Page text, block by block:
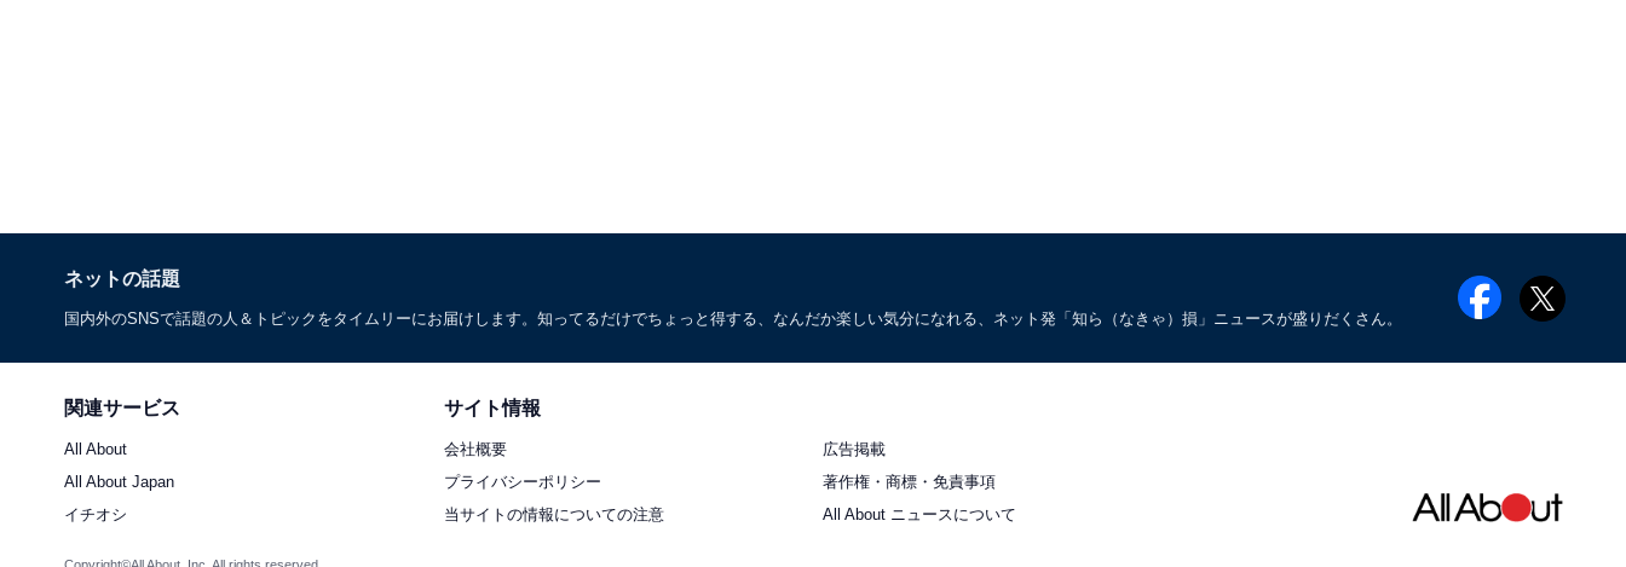
ネットの話題
国内外のSNSで話題の人＆トピックをタイムリーにお届けします。知ってるだけでちょっと得する、なんだか楽しい気分になれる、ネット発「知ら（なきゃ）損」ニュースが盛りだくさん。
関連サービス
All About
All About Japan
イチオシ
サイト情報
会社概要
広告掲載
プライバシーポリシー
著作権・商標・免責事項
当サイトの情報についての注意
All About ニュースについて